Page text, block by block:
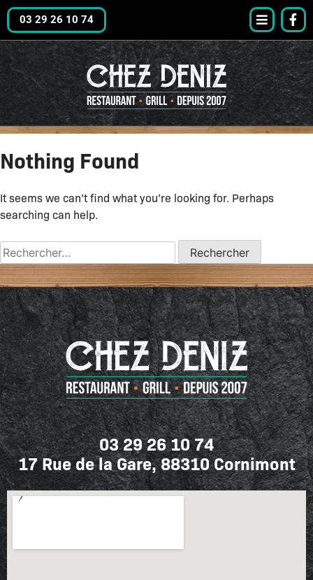
03 29 26 10 74
Nothing Found
It seems we can’t find what you’re looking for. Perhaps
searching can help.
03 29 26 10 74
17 Rue de la Gare, 88310 Cornimont